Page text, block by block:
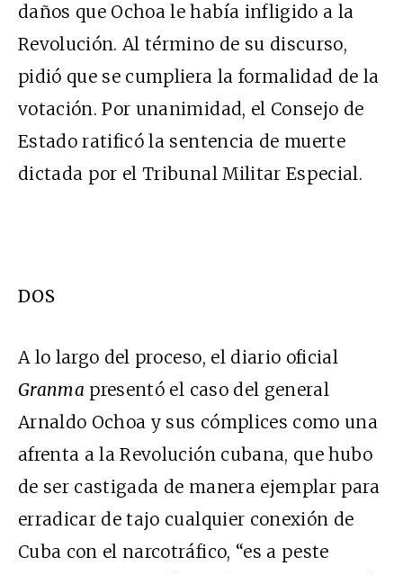
daños que Ochoa le había infligido a la
Revolución. Al término de su discurso,
pidió que se cumpliera la formalidad de la
votación. Por unanimidad, el Consejo de
Estado ratificó la sentencia de muerte
dictada por el Tribunal Militar Especial.
DOS
A lo largo del proceso, el diario oficial
Granma presentó el caso del general
Arnaldo Ochoa y sus cómplices como una
afrenta a la Revolución cubana, que hubo
de ser castigada de manera ejemplar para
erradicar de tajo cualquier conexión de
Cuba con el narcotráfico, “es a peste